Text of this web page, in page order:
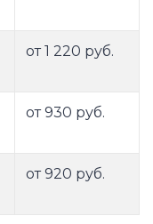
от 1 220 руб.
от 930 руб.
от 920 руб.